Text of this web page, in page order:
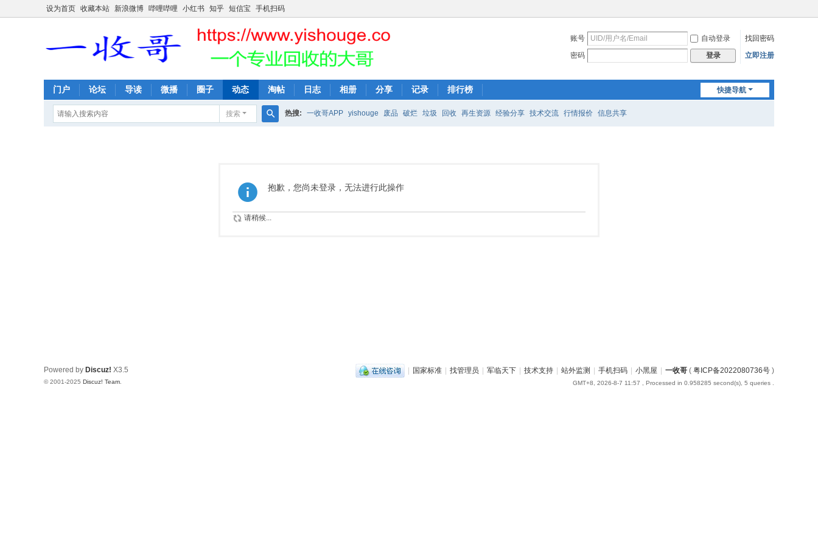
设为首页 收藏本站 新浪微博 哔哩哔哩 小红书 知乎 短信宝 手机扫码
账号 自动登录
找回密码
密码
登录 立即注册
快捷导航
门户 论坛 导读 微播 圈子 动态 淘帖 日志 相册 分享 记录 排行榜
搜索 热搜: 一收哥APP yishouge 废品 破烂 垃圾 回收 再生资源 经验分享 技术交流 行情报价 信息共享
抱歉，您尚未登录，无法进行此操作
请稍候...
| 国家标准 | 找管理员 | 军临天下 | 技术支持 | 站外监测 | 手机扫码 | 小黑屋 | 一收哥 ( 粤ICP备2022080736号 )
GMT+8, 2026-8-7 11:57 , Processed in 0.958285 second(s), 5 queries .
Powered by Discuz! X3.5
© 2001-2025 Discuz! Team